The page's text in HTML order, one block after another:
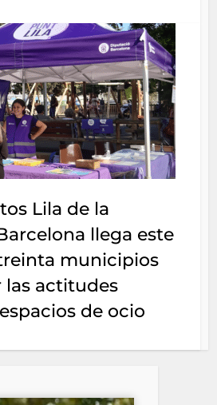
Lila de la
llega este
municipios
las actitudes
de ocio